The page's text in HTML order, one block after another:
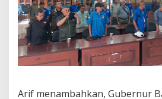
Arif menambahkan, Gubernur